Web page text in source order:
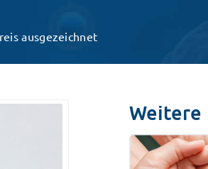
ausgezeichnet
Weitere